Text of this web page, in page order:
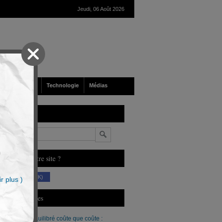
Jeudi, 06 Août 2026
Société Technologie Médias
Vous aimez notre site ?
(230 K)
Derniers Articles
Un budget équilibré coûte que coûte :
plus )